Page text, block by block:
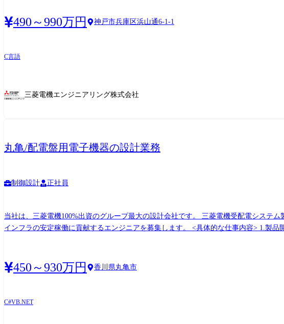
490～990万円 神戸市兵庫区浜山通6-1-1
C言語
三菱電機エンジニアリング株式会社
丸亀/配電盤用電子機器の設計業務
制御設計 正社員
当社は、三菱電機100%出資のグループ最大の設計会社です。 三菱電機受配電システ
インフラの安定稼働に貢献するエンジニアを募集します。 <具体的な仕事内容> 1.製品開発 三菱電機の社員と連携し、新規製品および既存製品の改良(EOL部品置換含む)を担当します。 (1)
験・耐ノイズ・耐環境試験等の評価計画策定、評価部門との調整、結果解析および設
製造外注と調整、試験設備・治具の仕様検討・設計 (2)製造・部品管理:量産機種の製
備、若手OJT・メンター業務、技術共有会の実施 【使用ツール等】 [ハードウェア] 回路図CAD:Design GateWay(図研)/回路シミュレーション:Ltspice(Analog Devices) [ファームウェア] 言語:C/
450～930万円 香川県丸亀市
C#VB.NET